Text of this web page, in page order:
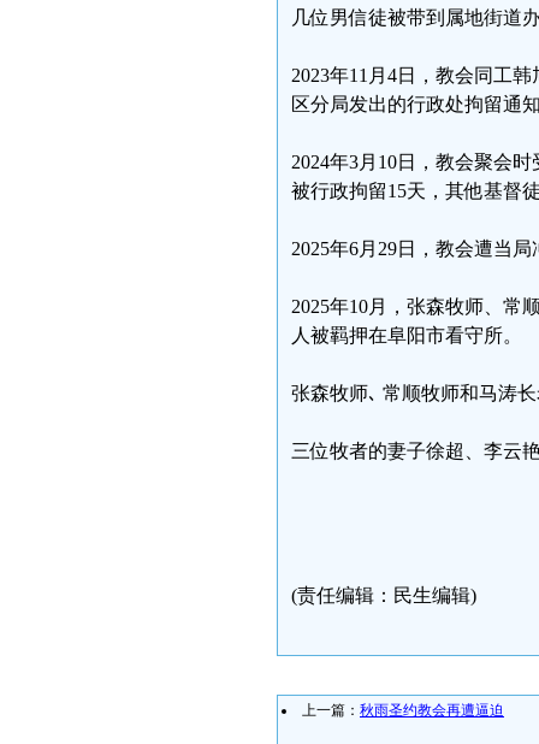
几位男信徒被带到属地街道
2023年11月4日，教会同工
区分局发出的行政处拘留通
2024年3月10日，教会聚会
被行政拘留15天，其他基督
2025年6月29日，教会遭当
2025年10月，张森牧师、常
人被羁押在阜阳市看守所。
张森牧师､ 常顺牧师和马涛
三位牧者的妻子徐超、李云
(责任编辑：民生编辑)
上一篇： 秋雨圣约教会再遭逼迫